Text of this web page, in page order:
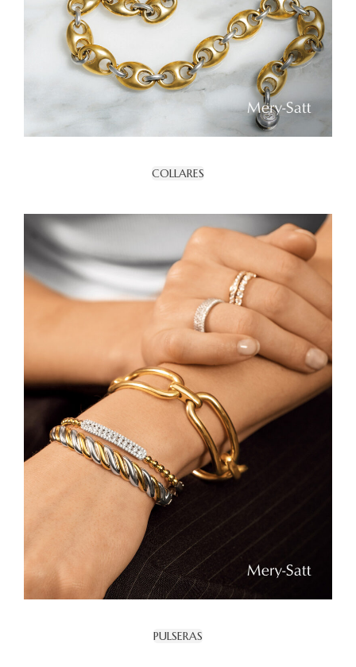
COLLARES
PULSERAS